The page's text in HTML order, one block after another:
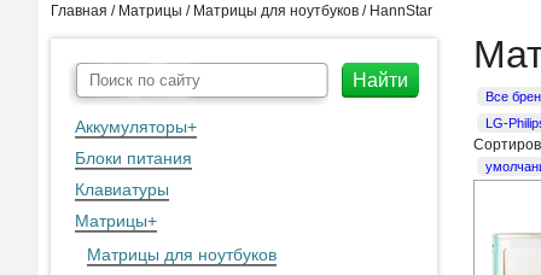
Найти
Аккумуляторы+
Блоки питания
Клавиатуры
Матрицы+
Матрицы для ноутбуков
Главная / Матрицы / Матрицы для ноутбуков / HannStar
Все
LG-